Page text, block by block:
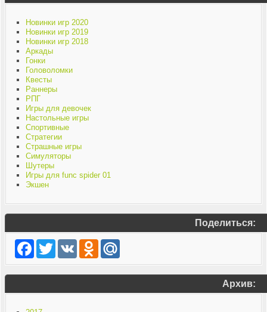
Новинки игр 2020
Новинки игр 2019
Новинки игр 2018
Аркады
Гонки
Головоломки
Квесты
Раннеры
РПГ
Игры для девочек
Настольные игры
Спортивные
Стратегии
Страшные игры
Симуляторы
Шутеры
Игры для func spider 01
Экшен
Поделиться:
Facebook
TwitterVK Odnoklassniki
Mail.Ru
Архив: